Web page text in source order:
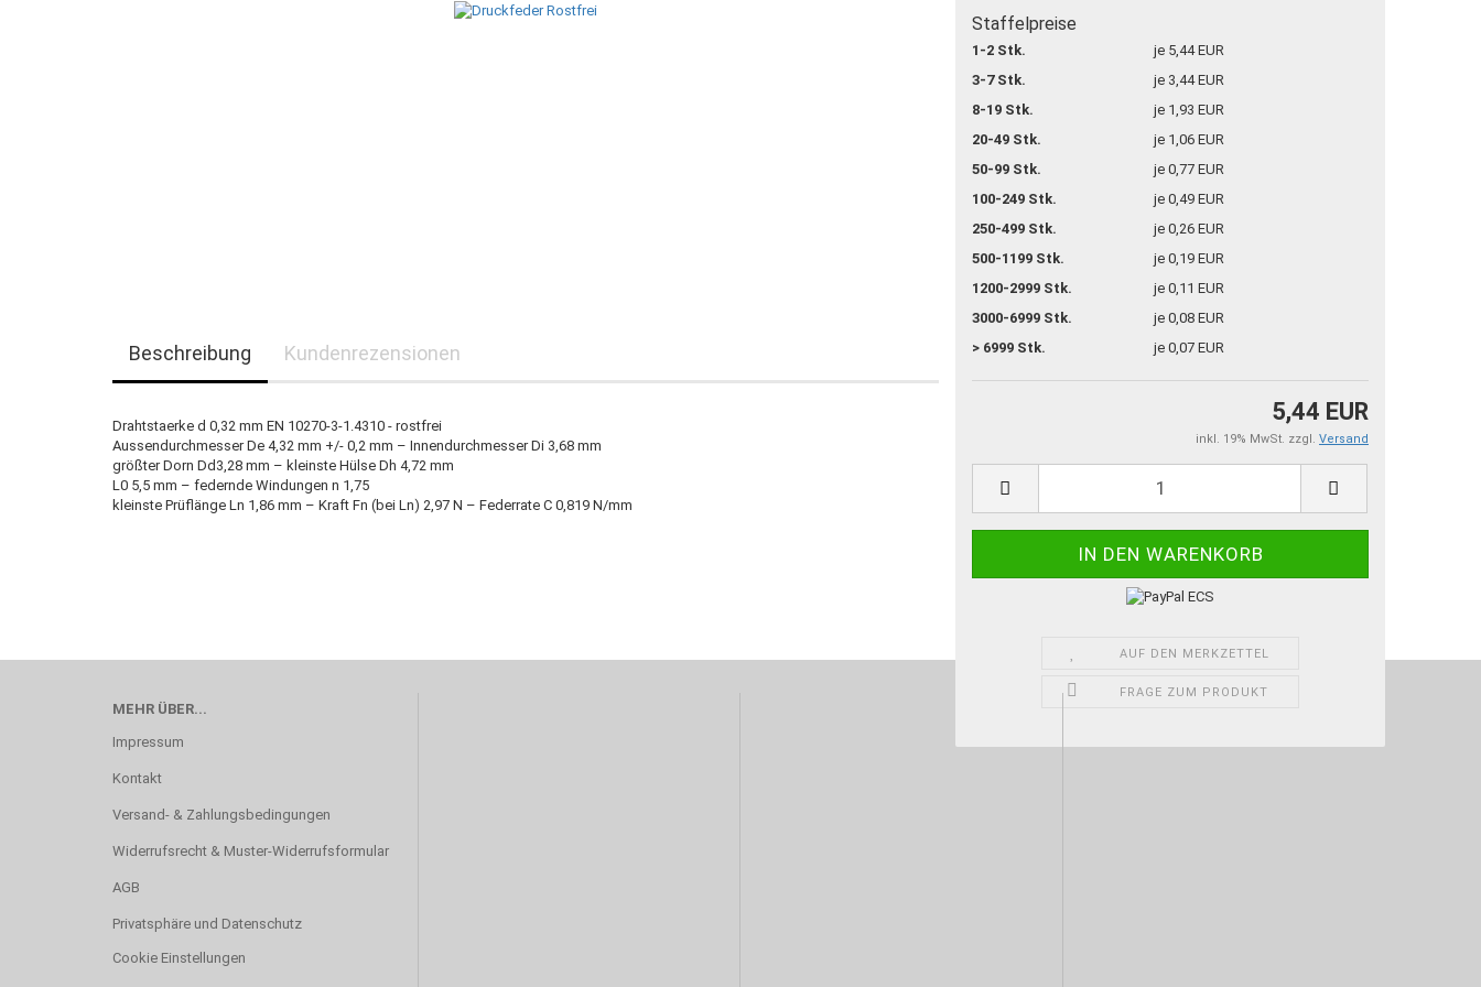
Staffelpreise
1-2 Stk.
je 5,44 EUR
3-7 Stk.
je 3,44 EUR
8-19 Stk.
je 1,93 EUR
20-49 Stk.
je 1,06 EUR
50-99 Stk.
je 0,77 EUR
100-249 Stk.
je 0,49 EUR
250-499 Stk.
je 0,26 EUR
500-1199 Stk.
je 0,19 EUR
1200-2999 Stk.
je 0,11 EUR
3000-6999 Stk.
je 0,08 EUR
> 6999 Stk.
je 0,07 EUR
5,44 EUR
inkl. 19% MwSt. zzgl. Versand
AUF DEN MERKZETTEL
FRAGE ZUM PRODUKT
Beschreibung Kundenrezensionen
Drahtstaerke d 0,32 mm EN 10270-3-1.4310 - rostfrei
Aussendurchmesser De 4,32 mm +/- 0,2 mm – Innendurchmesser Di 3,68 mm
größter Dorn Dd3,28 mm – kleinste Hülse Dh 4,72 mm
L0 5,5 mm – federnde Windungen n 1,75
kleinste Prüflänge Ln 1,86 mm – Kraft Fn (bei Ln) 2,97 N – Federrate C 0,819 N/mm
MEHR ÜBER...
Impressum
Kontakt
Versand- & Zahlungsbedingungen
Widerrufsrecht & Muster-Widerrufsformular
AGB
Privatsphäre und Datenschutz
Cookie Einstellungen